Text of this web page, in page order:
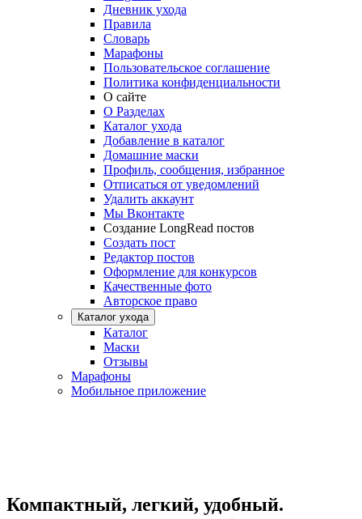
Дневник ухода
Правила
Словарь
Марафоны
Пользовательское соглашение
Политика конфиденциальности
О сайте
О Разделах
Каталог ухода
Добавление в каталог
Домашние маски
Профиль, сообщения, избранное
Отписаться от уведомлений
Удалить аккаунт
Мы Вконтакте
Создание LongRead постов
Создать пост
Редактор постов
Оформление для конкурсов
Качественные фото
Авторское право
Каталог ухода
Каталог
Маски
Отзывы
Марафоны
Мобильное приложение
Компактный, легкий, удобный.